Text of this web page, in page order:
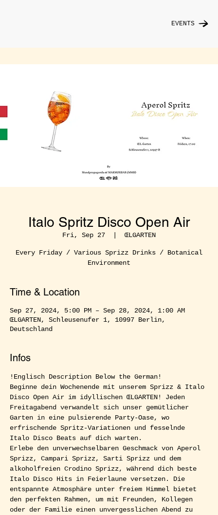
EVENTS
Italo Spritz Disco Open Air
Fri, Sep 27
  |
ŒLGARTEN
Every Friday / Various Sprizz Drinks / Botanical
Environment
Time & Location
Sep 27, 2024, 5:00 PM – Sep 28, 2024, 1:00 AM
ŒLGARTEN, Schleusenufer 1, 10997 Berlin,
Deutschland
Infos
!Englisch Description Below the German!
Beginne dein Wochenende mit unserem Sprizz & Italo
Disco Open Air im idyllischen ŒLGARTEN! Jeden
Freitagabend verwandelt sich unser gemütlicher
Garten in eine pulsierende Party-Oase, wo
erfrischende Spritz-Variationen und fesselnde
Italo Disco Beats auf dich warten.
Erlebe den unverwechselbaren Geschmack von Aperol
Sprizz, Campari Sprizz, Sarti Sprizz und dem
alkoholfreien Crodino Sprizz, während dich beste
Italo Disco Hits in Feierlaune versetzen. Die
entspannte Atmosphäre unter freiem Himmel bietet
den perfekten Rahmen, um mit Freunden, Kollegen
oder der Familie einen unvergesslichen Abend zu